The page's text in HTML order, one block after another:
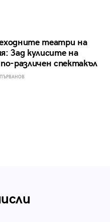
театри на
Зад кулисите на
различен спектакъл